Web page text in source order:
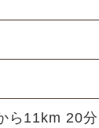
ら11km 20分